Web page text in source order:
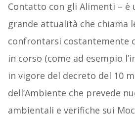
Contatto con gli Alimenti – è
grande attualità che chiama
confrontarsi costantemente
in corso (come ad esempio
in vigore del decreto del 10
dell’Ambiente che prevede
ambientali e verifiche sui